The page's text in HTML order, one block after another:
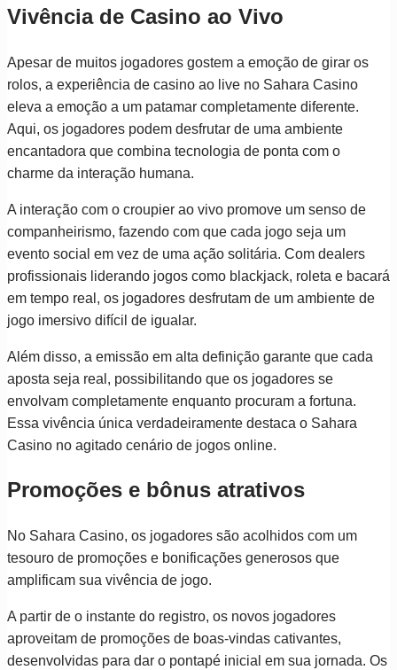
Vivência de Casino ao Vivo
Apesar de muitos jogadores gostem a emoção de girar os
rolos, a experiência de casino ao live no Sahara Casino
eleva a emoção a um patamar completamente diferente.
Aqui, os jogadores podem desfrutar de uma ambiente
encantadora que combina tecnologia de ponta com o
charme da interação humana.
A interação com o croupier ao vivo promove um senso de
companheirismo, fazendo com que cada jogo seja um
evento social em vez de uma ação solitária. Com dealers
profissionais liderando jogos como blackjack, roleta e bacará
em tempo real, os jogadores desfrutam de um ambiente de
jogo imersivo difícil de igualar.
Além disso, a emissão em alta definição garante que cada
aposta seja real, possibilitando que os jogadores se
envolvam completamente enquanto procuram a fortuna.
Essa vivência única verdadeiramente destaca o Sahara
Casino no agitado cenário de jogos online.
Promoções e bônus atrativos
No Sahara Casino, os jogadores são acolhidos com um
tesouro de promoções e bonificações generosos que
amplificam sua vivência de jogo.
A partir de o instante do registro, os novos jogadores
aproveitam de promoções de boas-vindas cativantes,
desenvolvidas para dar o pontapé inicial em sua jornada. Os